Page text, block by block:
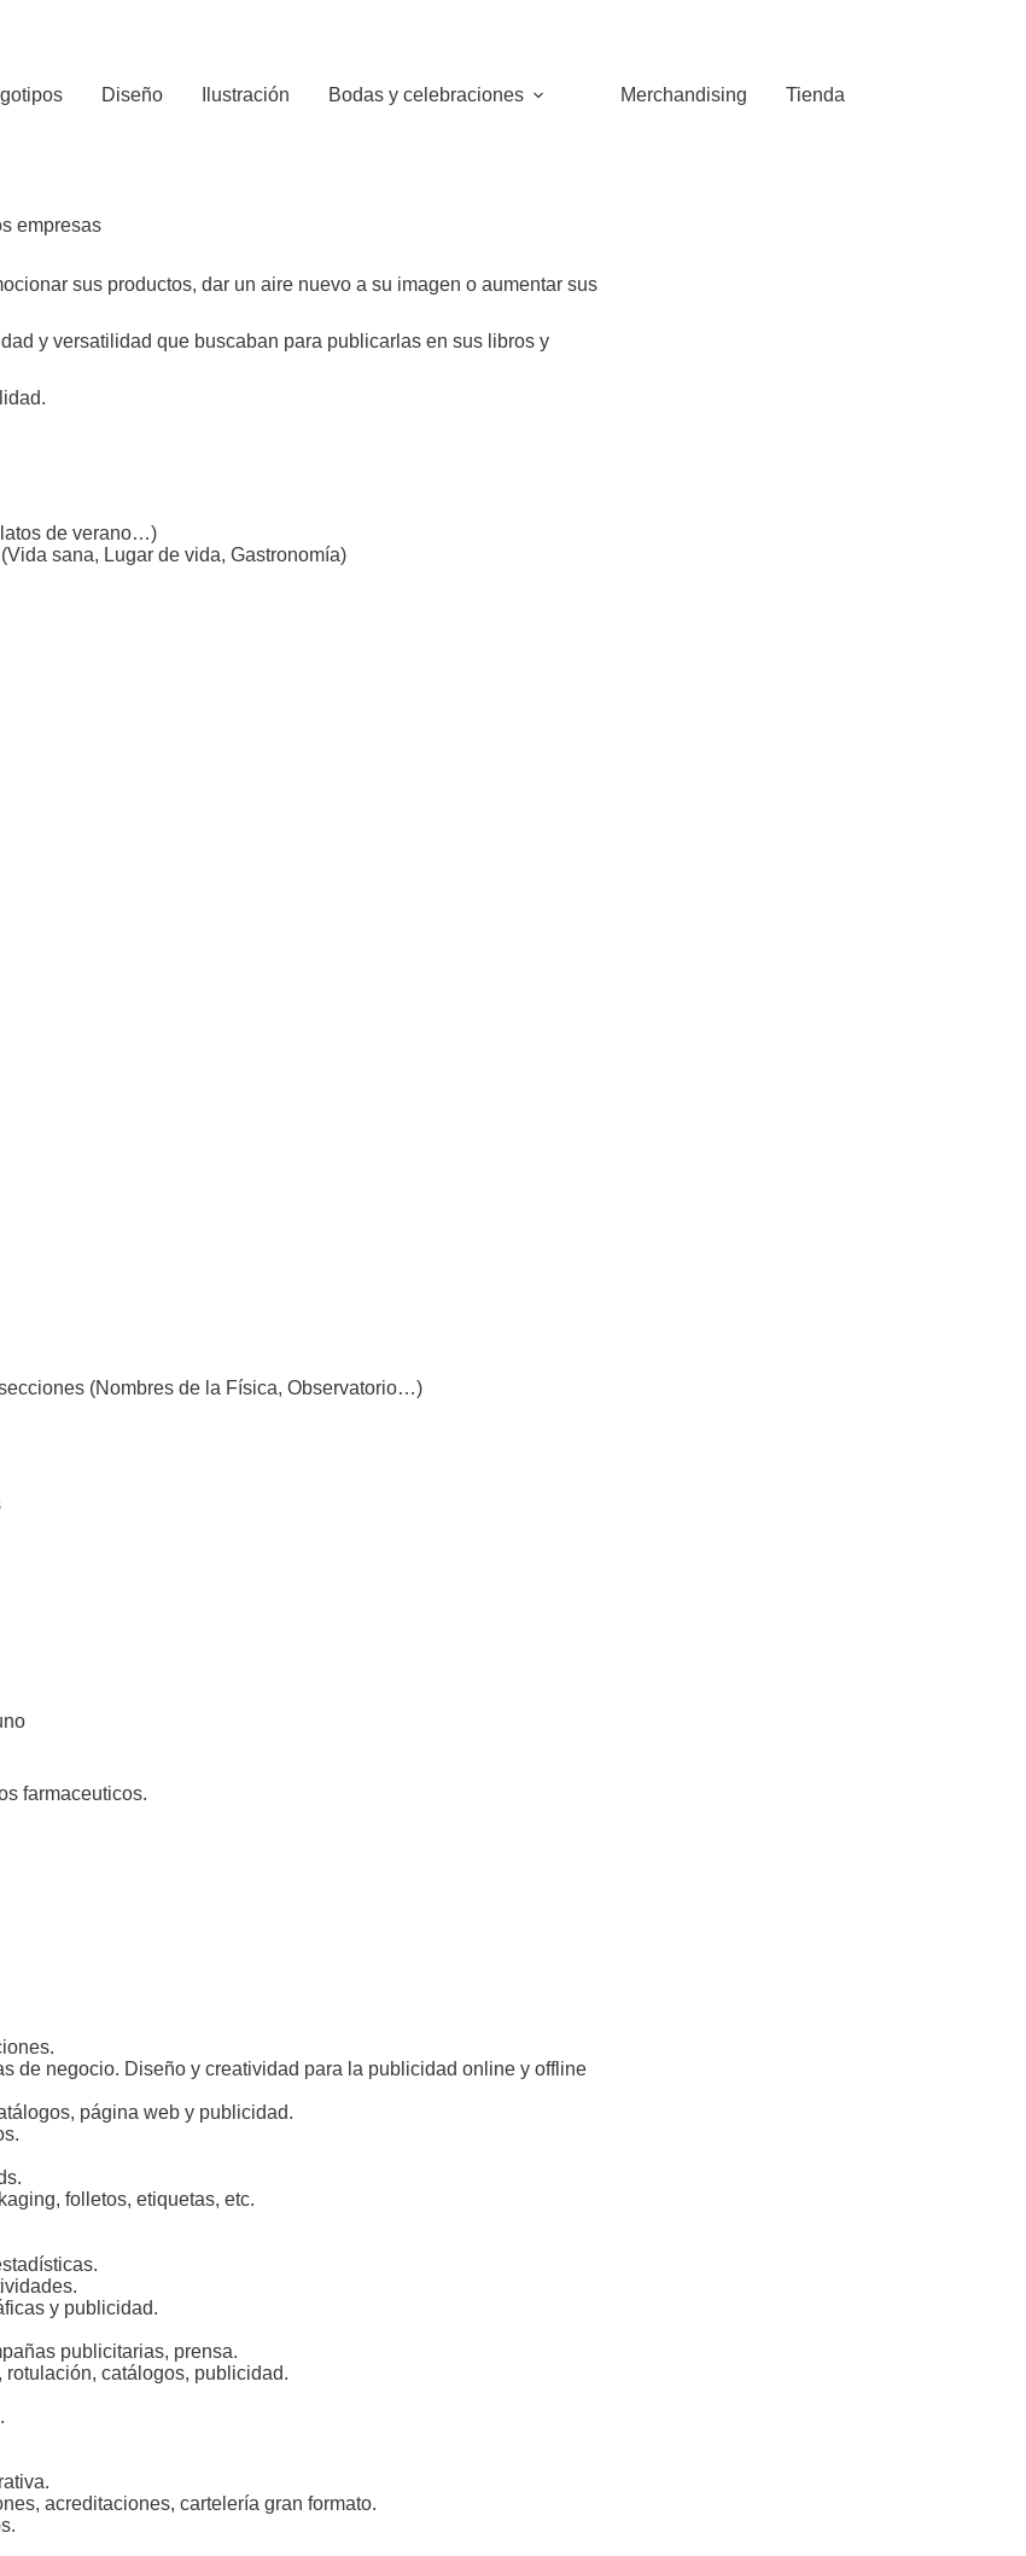
Diseño Ilustración Bodas y celebraciones Merchandising Tienda
sus productos, dar un aire nuevo a su imagen o aumentar sus
y versatilidad que buscaban para publicarlas en sus libros y
de verano…)
sana, Lugar de vida, Gastronomía)
(Nombres de la Física, Observatorio…)
farmaceuticos.
de negocio. Diseño y creatividad para la publicidad online y offline
página web y publicidad.
folletos, etiquetas, etc.
y publicidad.
publicitarias, prensa.
rotulación, catálogos, publicidad.
acreditaciones, cartelería gran formato.